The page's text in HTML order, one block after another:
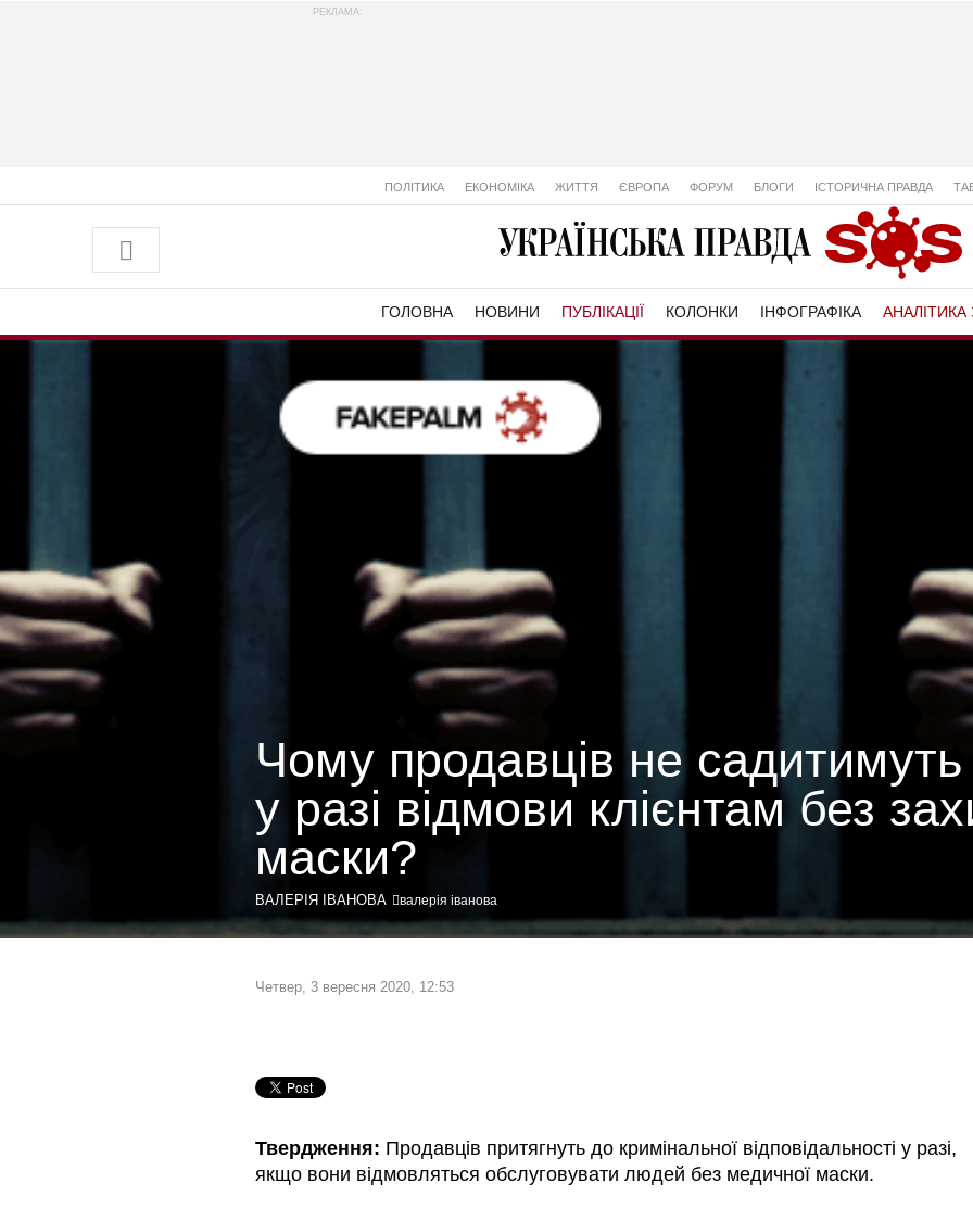
РЕКЛАМА:
ПОЛІТИКА ЕКОНОМІКА ЖИТТЯ ЄВРОПА ФОРУМ БЛОГИ ІСТОРИЧНА ПРАВДА
ГОЛОВНА НОВИНИ ПУБЛІКАЦІЇ КОЛОНКИ ІНФОГРАФІКА АНАЛІТИКА
Чому продавців не садитимуть
у разі відмови клієнтам без
маски?
ВАЛЕРІЯ ІВАНОВА валерія іванова
Четвер, 3 вересня 2020, 12:53
Твердження: Продавців притягнуть до кримінальної відповідальності у разі,
якщо вони відмовляться обслуговувати людей без медичної маски.